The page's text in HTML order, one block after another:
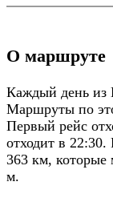
О маршруте
Каждый день из
Маршруты по
Первый рейс
отходит в
363 км, которые
м.